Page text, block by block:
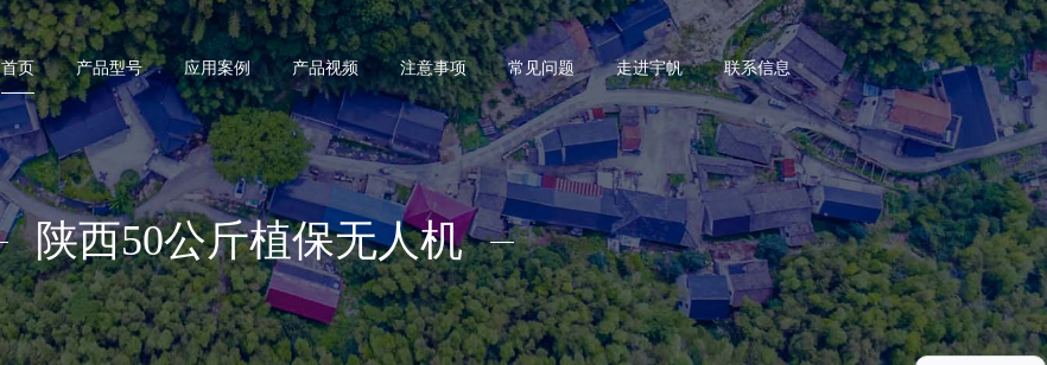
首页 产品型号 应用案例 产品视频 注意事项 常见问题 走进宇帆 联系信息
陕西50公斤植保无人机